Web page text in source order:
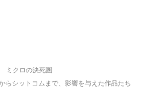
ミクロの決死圏
らシットコムまで、影響を与えた作品たち